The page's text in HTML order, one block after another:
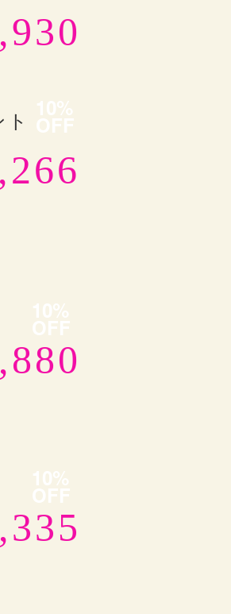
10%
OFF
10%
OFF
10%
OFF